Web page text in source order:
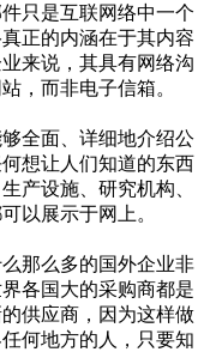
只是互联网络中一个
正的内涵在于其内容
来说，其具有网络沟
，而非电子信箱。
全面、详细地介绍公
想让人们知道的东西
产设施、研究机构、
以展示于网上。
那么多的国外企业非
各国大的采购商都是
供应商，因为这样做
何地方的人，只要知